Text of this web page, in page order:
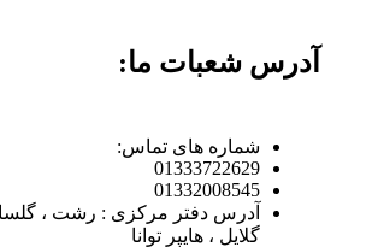
آدرس شعبات ما:
شماره های تماس:
01333722629
01332008545
آدرس دفتر مرکزی : رشت ، گلسار
گلایل ، هایپر توانا